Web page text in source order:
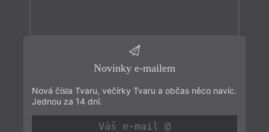
Novinky e-mailem
Nová čísla Tvaru, večírky Tvaru a občas něco navíc.
Jednou za 14 dní.